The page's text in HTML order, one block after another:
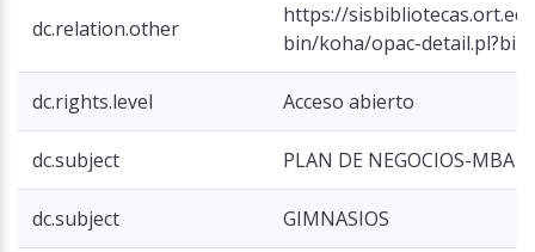
dc.relation.other
https://
bin/koha/opac-
dc.rights.level Acceso abierto
dc.subject PLAN DE NEGOCIOS-MBA
dc.subject GIMNASIOS